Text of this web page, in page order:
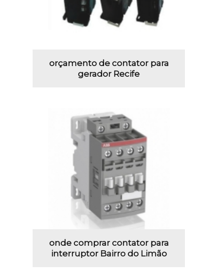
orçamento de contator para
gerador Recife
onde comprar contator para
interruptor Bairro do Limão